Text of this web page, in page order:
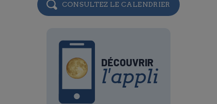
CONSULTEZ LE CALENDRIER
DÉCOUVRIR
l'appli